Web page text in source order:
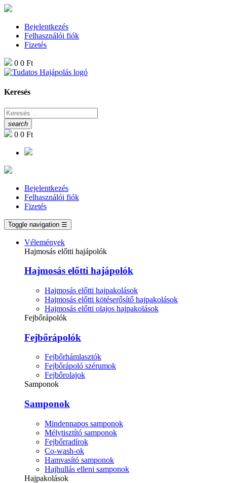
Bejelentkezés
Felhasználói fiók
Fizetés
0 0 Ft
Keresés
search
0 0 Ft
Bejelentkezés
Felhasználói fiók
Fizetés
Toggle navigation ☰
Vélemények
Hajmosás előtti hajápolók
Hajmosás előtti hajápolók
Hajmosás előtti hajpakolások
Hajmosás előtti kötéserősítő hajpakolások
Hajmosás előtti olajos hajpakolások
Fejbőrápolók
Fejbőrápolók
Fejbőrhámlasztók
Fejbőrápoló szérumok
Fejbőrolajok
Samponok
Samponok
Mindennapos samponok
Mélytisztító samponok
Fejbőrradírok
Co-wash-ok
Hamvasító samponok
Hajhullás elleni samponok
Hajpakolások